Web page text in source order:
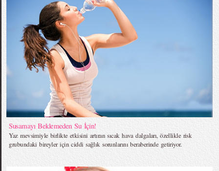
Susamayı Beklemeden Su İçin!
Yaz mevsimiyle birlikte etkisini artıran sıcak hava dalgaları, özellikle risk
grubundaki bireyler için ciddi sağlık sorunlarını beraberinde getiriyor.